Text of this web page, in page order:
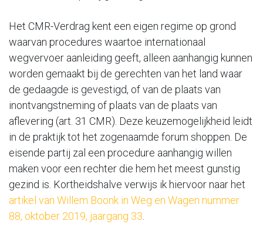
Het CMR-Verdrag kent een eigen regime op grond
waarvan procedures waartoe internationaal
wegvervoer aanleiding geeft, alleen aanhangig kunnen
worden gemaakt bij de gerechten van het land waar
de gedaagde is gevestigd, of van de plaats van
inontvangstneming of plaats van de plaats van
aflevering (art. 31 CMR). Deze keuzemogelijkheid leidt
in de praktijk tot het zogenaamde forum shoppen. De
eisende partij zal een procedure aanhangig willen
maken voor een rechter die hem het meest gunstig
gezind is. Kortheidshalve verwijs ik hiervoor naar het
artikel van Willem Boonk in Weg en Wagen nummer
88, oktober 2019, jaargang 33.